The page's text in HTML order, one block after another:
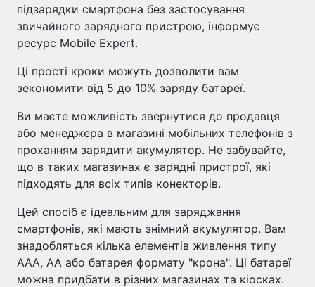
підзарядки смартфона без застосування
звичайного зарядного пристрою, інформує
ресурс Mobile Expert.
Ці прості кроки можуть дозволити вам
зекономити від 5 до 10% заряду батареї.
Ви маєте можливість звернутися до продавця
або менеджера в магазині мобільних телефонів з
проханням зарядити акумулятор. Не забувайте,
що в таких магазинах є зарядні пристрої, які
підходять для всіх типів конекторів.
Цей спосіб є ідеальним для заряджання
смартфонів, які мають знімний акумулятор. Вам
знадобляться кілька елементів живлення типу
ААА, АА або батарея формату "крона". Ці батареї
можна придбати в різних магазинах та кіосках.